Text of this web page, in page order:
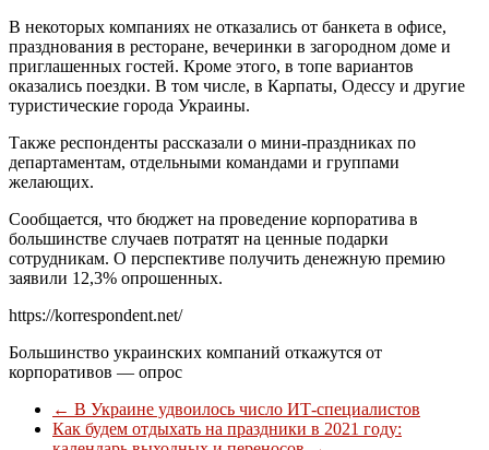
В некоторых компаниях не отказались от банкета в офисе,
празднования в ресторане, вечеринки в загородном доме и
приглашенных гостей. Кроме этого, в топе вариантов
оказались поездки. В том числе, в Карпаты, Одессу и другие
туристические города Украины.
Также респонденты рассказали о мини-праздниках по
департаментам, отдельными командами и группами
желающих.
Сообщается, что бюджет на проведение корпоратива в
большинстве случаев потратят на ценные подарки
сотрудникам. О перспективе получить денежную премию
заявили 12,3% опрошенных.
https://korrespondent.net/
Большинство украинских компаний откажутся от
корпоративов — опрос
← В Украине удвоилось число ИТ-специалистов
Как будем отдыхать на праздники в 2021 году: